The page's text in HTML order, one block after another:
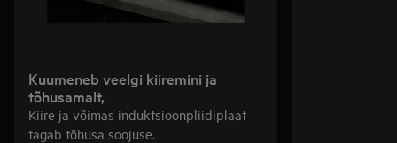
Kuumeneb veelgi kiiremini ja
tõhusamalt,
Kiire ja võimas induktsioonpliidiplaat
tagab tõhusa soojuse.